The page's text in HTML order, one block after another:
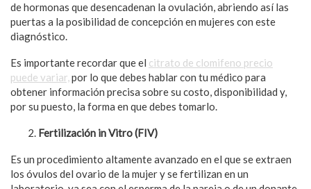
de hormonas que desencadenan la ovulación, abriendo así las
puertas a la posibilidad de concepción en mujeres con este
diagnóstico.
Es importante recordar que el citrato de clomifeno precio
puede variar,por lo que debes hablar con tu médico para
obtener información precisa sobre su costo, disponibilidad y,
por su puesto, la forma en que debes tomarlo.
Fertilización in Vitro (FIV)
Es un procedimiento altamente avanzado en el que se extraen
los óvulos del ovario de la mujer y se fertilizan en un